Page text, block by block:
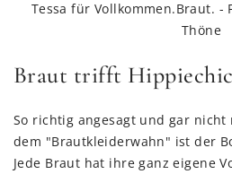
Tessa für Vollkommen.Braut. -
Thöne
Braut trifft Hippiechic
So richtig angesagt und gar nicht
dem "Brautkleiderwahn" ist der
Jede Braut hat ihre ganz eigene